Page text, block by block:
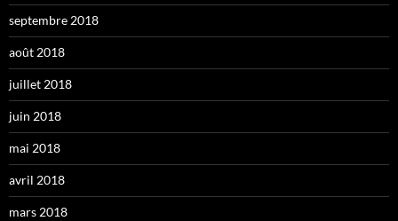
septembre 2018
août 2018
juillet 2018
juin 2018
mai 2018
avril 2018
mars 2018